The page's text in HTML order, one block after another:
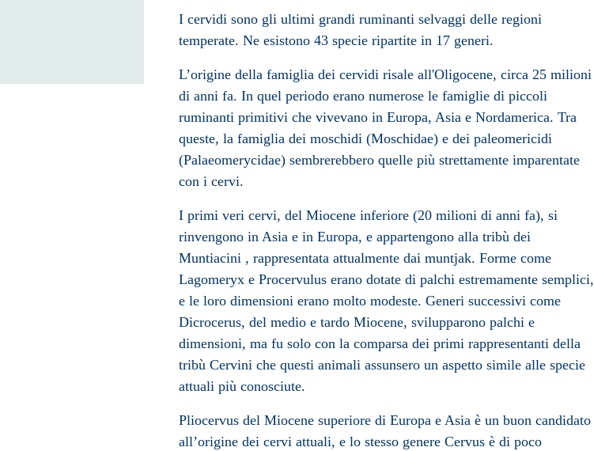
I cervidi sono gli ultimi grandi ruminanti selvaggi delle regioni
temperate. Ne esistono 43 specie ripartite in 17 generi.
L’origine della famiglia dei cervidi risale all'Oligocene, circa 25 milioni
di anni fa. In quel periodo erano numerose le famiglie di piccoli
ruminanti primitivi che vivevano in Europa, Asiae Nordamerica. Tra
queste, la famiglia dei moschidi (Moschidae) e dei paleomericidi
(Palaeomerycidae) sembrerebbero quelle più strettamente imparentate
con i cervi.
I primi veri cervi, del Mioceneinferiore (20 milioni di anni fa), si
rinvengono in Asia e in Europa, e appartengono alla tribùdei
Muntiacini , rappresentata attualmente dai muntjak. Forme come
Lagomeryx e Procervulus erano dotate di palchi estremamente semplici,
e le loro dimensioni erano molto modeste. Generi successivi come
Dicrocerus, del medio e tardo Miocene, svilupparono palchi e
dimensioni, ma fu solo con la comparsa dei primi rappresentanti della
tribù Cervini che questi animali assunsero un aspetto simile alle specie
attuali più conosciute.
Pliocervusdel Miocene superiore di Europa e Asia è un buon candidato
all’origine dei cervi attuali, e lo stesso genere Cervus è di poco